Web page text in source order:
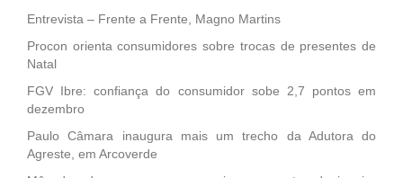
Entrevista – Frente a Frente, Magno Martins
Procon orienta consumidores sobre trocas de presentes de
Natal
FGV Ibre: confiança do consumidor sobe 2,7 pontos em
dezembro
Paulo Câmara inaugura mais um trecho da Adutora do
Agreste, em Arcoverde